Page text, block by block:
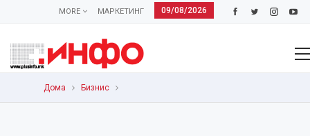
09/08/2026
МАРКЕТИНГ
MORE
Дома Бизнис